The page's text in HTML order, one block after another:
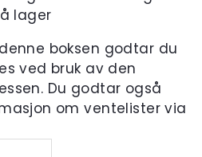
lager
boksen godtar du
ved bruk av den
Du godtar også
om ventelister via